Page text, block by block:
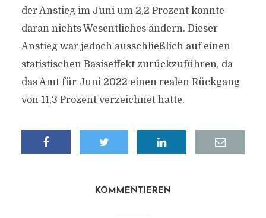
der Anstieg im Juni um 2,2 Prozent konnte
daran nichts Wesentliches ändern. Dieser
Anstieg war jedoch ausschließlich auf einen
statistischen Basiseffekt zurückzuführen, da
das Amt für Juni 2022 einen realen Rückgang
von 11,3 Prozent verzeichnet hatte.
KOMMENTIEREN